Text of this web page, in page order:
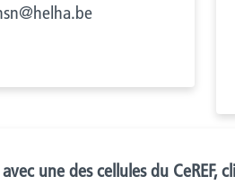
une des cellules du CeREF,